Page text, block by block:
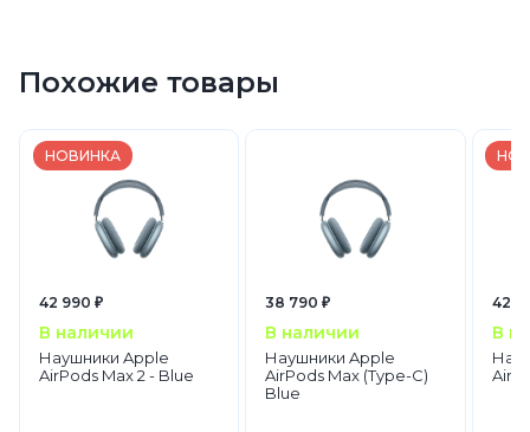
Похожие товары
НОВИНКА
42 990 ₽
В наличии
Наушники Apple
AirPods Max 2 - Blue
38 790 ₽
В наличии
Наушники Apple
AirPods Max (Type-C)
Blue
42
В